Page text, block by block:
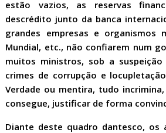
estão vazios, as reservas
descrédito junto da banca
grandes empresas e organismos
Mundial, etc., não confiarem num
muitos ministros, sob a
crimes de corrupção e
Verdade ou mentira, tudo
consegue, justificar de forma
Diante deste quadro dantesco, os